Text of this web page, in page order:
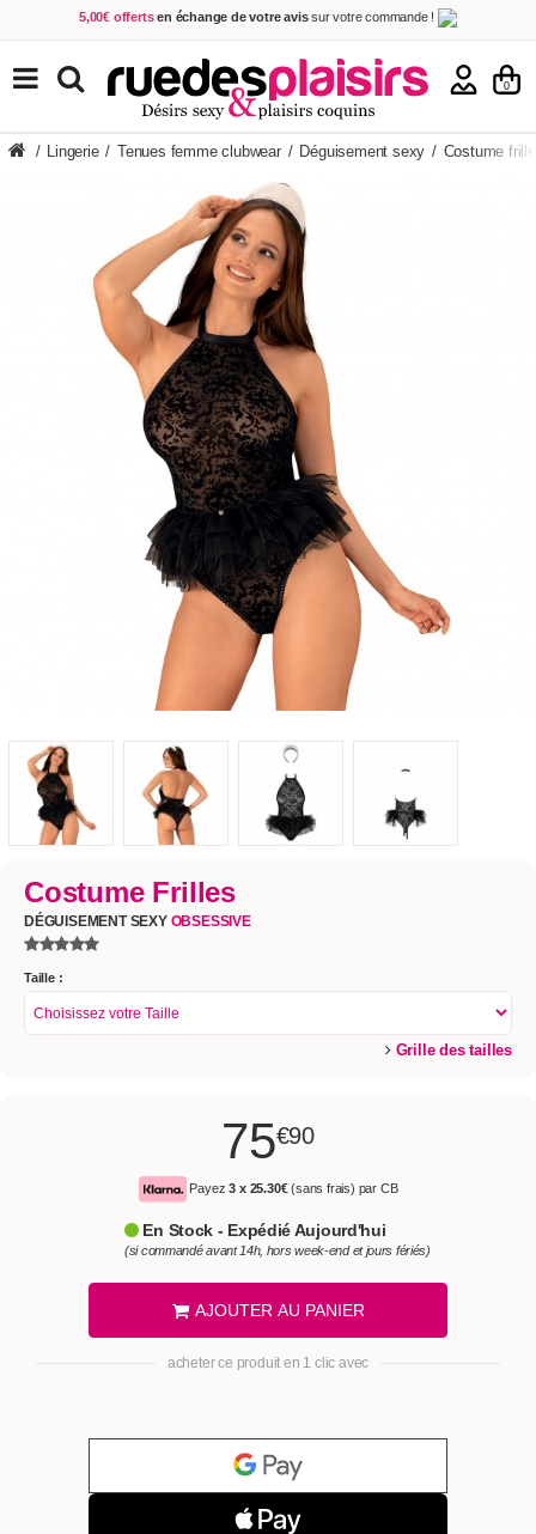
5,00€ offerts en échange de votre avissur votre commande !
Achetez aujourd'hui. Décidez quand payer !
Livraison en 48h
au prix de 2,90 € ! (Offerte dès 69,00€ d'achat)
0
TOUS NOS PRODUITS
/ Lingerie / Tenues femme clubwear / Déguisement sexy / Costume
Costume Frilles
DÉGUISEMENT SEXY OBSESSIVE
Taille :
Grille des tailles
75€90
Payez3 x 25.30€(sans frais) par CB
En Stock - Expédié Aujourd'hui
(si commandé avant 14h, hors week-end et jours fériés)
AJOUTER AU PANIER
acheter ce produit en 1 clic avec